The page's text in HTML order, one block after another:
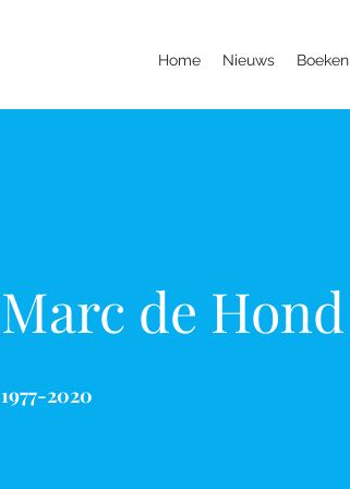
Home Nieuws Boeken
Marc de Hond
1977-2020